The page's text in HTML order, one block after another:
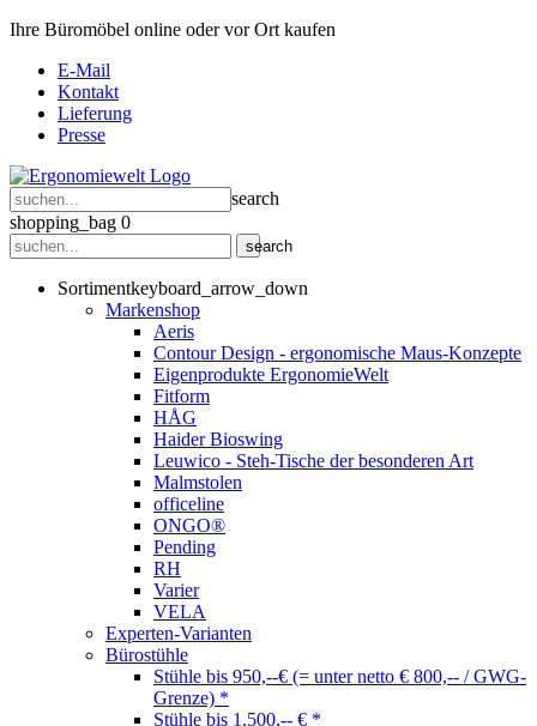
Ihre Büromöbel online oder vor Ort kaufen
E-Mail
Kontakt
Lieferung
Presse
search
shopping_bag 0
search
Sortimentkeyboard_arrow_down
Markenshop
Aeris
Contour Design - ergonomische Maus-Konzepte
Eigenprodukte ErgonomieWelt
Fitform
HÅG
Haider Bioswing
Leuwico - Steh-Tische der besonderen Art
Malmstolen
officeline
ONGO®
Pending
RH
Varier
VELA
Experten-Varianten
Bürostühle
Stühle bis 950,--€ (= unter netto € 800,-- / GWG-
Grenze) *
Stühle bis 1.500,-- € *